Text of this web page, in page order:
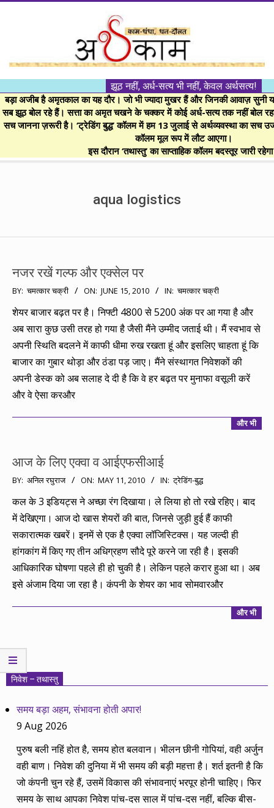
।।
अर्थकाम।।
BE
FINANCIALLY
CLEVER!
झूठ नहीं, अर्ध-सत्य भी नहीं, केवल अर्थसत्य!
बड़ा अजीब है अमृतकाल का यह दौर। जो भी ज्यादा मुखर हैं और जिनकी आवाज़ सुनी
सब झूठ बोल रहे हैं। सत्ता का अमृत चखने के चक्कर में कोई अर्ध-सत्य तक नहीं बोल
सच जानना ज़रूरी है। ‘ट्रेडिंग बुद्ध’ कॉलम में हम 13 जुलाई से अर्थव्यवस्था का सच
कॉलम मूल रूप में लौट आएगा।
इस दौरान ‘तथास्तु’ का साप्ताहिक कॉलम बदस्तूर जारी
aqua logistics
नजर रखें गल्फ और एक्सेल पर
2010-
06-
BY: चमत्कार चक्री ON: JUNE 15, 2010 IN: चमत्कार चक्री
शेयर बाजार बढ़त पर है। निफ्टी 4800 से 5200 अंक पर आ गया है और
अब सारा कुछ उसी तरह हो गया है जैसी मैंने उम्मीद जताई थी। मैं स्वभाव से
अपनी स्थिति बदलने में काफी धीमा रुख रखता हूं और इसलिए चाहता हूं कि
बाजार का गुबार थोड़ा और ठंडा पड़ जाए। मैंने संस्थागत निवेशकों की
अपनी डेस्क को अब सलाह दे दी है कि वे हर बढ़त पर मुनाफा वसूली करें
और वे ऐसा करऔर
और भी
आज के लिए एक्वा व आईएफसीआई
2010-
11
BY: अनिल रघुराज ON: MAY 11, 2010 IN: ट्रेडिंग-बुद्ध
कल के 3 इडियट्स ने अच्छा रंग दिखाया। ले लिया हो तो रखे रहिए। बाद
में देखिएगा। आज दो खास शेयरों की बात, जिनसे जुड़ी हुई हैं काफी
सकारात्मक खबरें। इनमें से एक है एक्वा लॉजिस्टिक्स। यह जल्दी ही
हांगकांग में किए गए तीन अधिग्रहण सौदे पूरे करने जा रही है। इसकी
आधिकारिक घोषणा पहले ही हो चुकी है। लेकिन पहले करार हुआ था। अब
इसे अंजाम दिया जा रहा है। कंपनी के शेयर का भाव सोमवारऔर
और भी
निवेश – तथास्तु
समय बड़ा अहम, संभावना होती अपार!
9 Aug 2026
पुरुष बली नहिं होत है, समय होत बलवान। भीलन छीनी गोपियां, वही अर्जुन
वही बाण। निवेश की दुनिया में भी समय की बड़ी महत्ता है। शर्त इतनी है कि
जो कंपनी चुन रहे हैं, उसमें विकास की संभावनाएं भरपूर होनी चाहिए। फिर
समय के साथ आपका निवेश पांच-दस साल में पांच-दस नहीं, बल्कि बीस-